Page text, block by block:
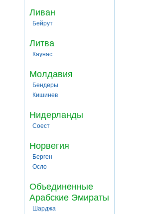
Ливан
Бейрут
Литва
Каунас
Молдавия
Бендеры
Кишинев
Нидерланды
Соест
Норвегия
Берген
Осло
Объединенные
Арабские Эмираты
Шарджа